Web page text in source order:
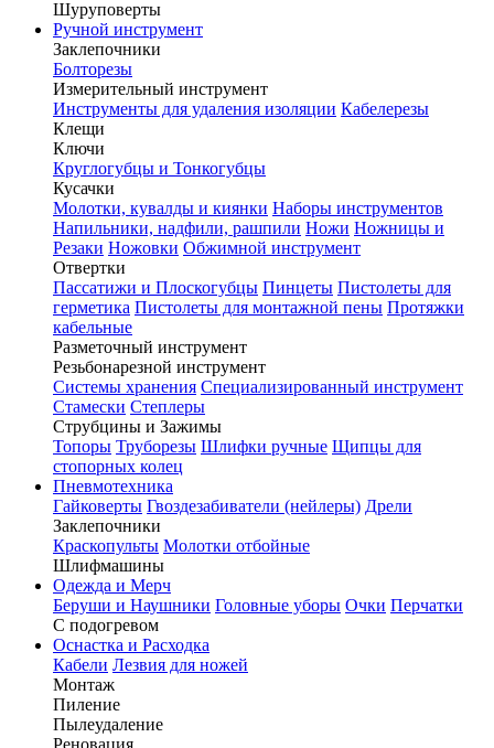
Шуруповерты
Ручной инструмент
Заклепочники
Болторезы
Измерительный инструмент
Инструменты для удаления изоляции Кабелерезы
Клещи
Ключи
Круглогубцы и Тонкогубцы
Кусачки
Молотки, кувалды и киянки Наборы инструментов
Напильники, надфили, рашпили Ножи Ножницы и
Резаки Ножовки Обжимной инструмент
Отвертки
Пассатижи и Плоскогубцы Пинцеты Пистолеты для
герметика Пистолеты для монтажной пены Протяжки
кабельные
Разметочный инструмент
Резьбонарезной инструмент
Системы хранения Специализированный инструмент
Стамески Степлеры
Струбцины и Зажимы
Топоры Труборезы Шлифки ручные Щипцы для
стопорных колец
Пневмотехника
Гайковерты Гвоздезабиватели (нейлеры) Дрели
Заклепочники
Краскопульты Молотки отбойные
Шлифмашины
Одежда и Мерч
Беруши и Наушники Головные уборы Очки Перчатки
С подогревом
Оснастка и Расходка
Кабели Лезвия для ножей
Монтаж
Пиление
Пылеудаление
Реновация